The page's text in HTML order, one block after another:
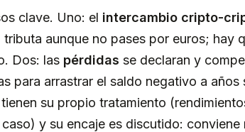
clave. Uno: el intercambio cripto-
tributa aunque no pases por euros; hay
Dos: las pérdidas se declaran y
para arrastrar el saldo negativo a
su propio tratamiento
y su encaje es discutido: conviene